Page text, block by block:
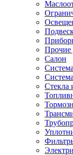
Прочие
Салон
Стекла